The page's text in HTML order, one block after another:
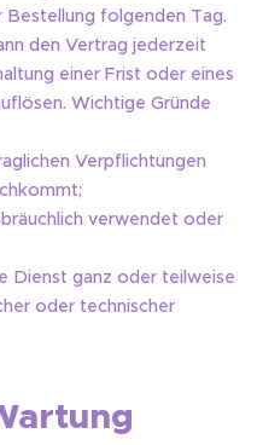
folgenden Tag.
den Vertrag jederzeit
einer Frist oder eines
Wichtige Gründe
Verpflichtungen
verwendet oder
Dienst ganz oder teilweise
oder technischer